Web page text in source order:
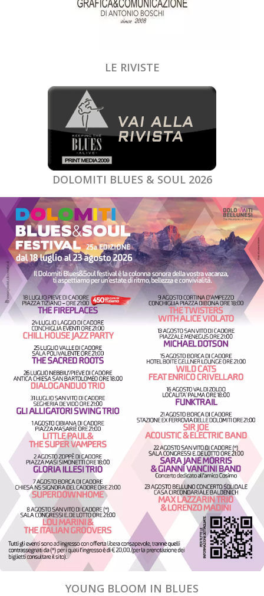
LE RIVISTE
DOLOMITI BLUES & SOUL 2026
YOUNG BLOOM IN BLUES